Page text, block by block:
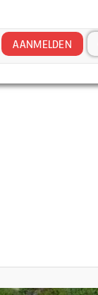
AANMELDEN